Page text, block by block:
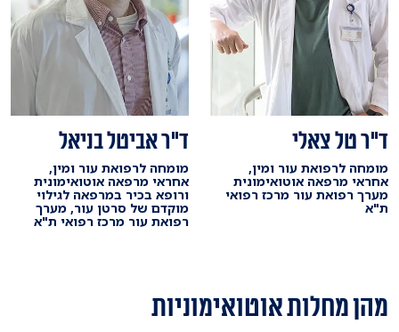
ד"ר טל צאלי
מומחה לרפואת עור ומין,
אחראי מרפאה אוטואימונית
מערך רפואת עור מרכז רפואי
ת"א
ד"ר אביטל בניאל
מומחה לרפואת עור ומין,
אחראי מרפאה אוטואימונית
ורופא בכיר במרפאה לגילוי
מוקדם של סרטן עור, מערך
רפואת עור מרכז רפואי ת"א
מהן מחלות אוטואימוניות